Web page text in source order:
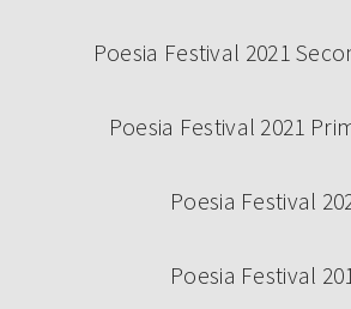
Continua
Poesia Festival 2021
Poesia Festival 2021
Poesia Festival
Poesia Festival